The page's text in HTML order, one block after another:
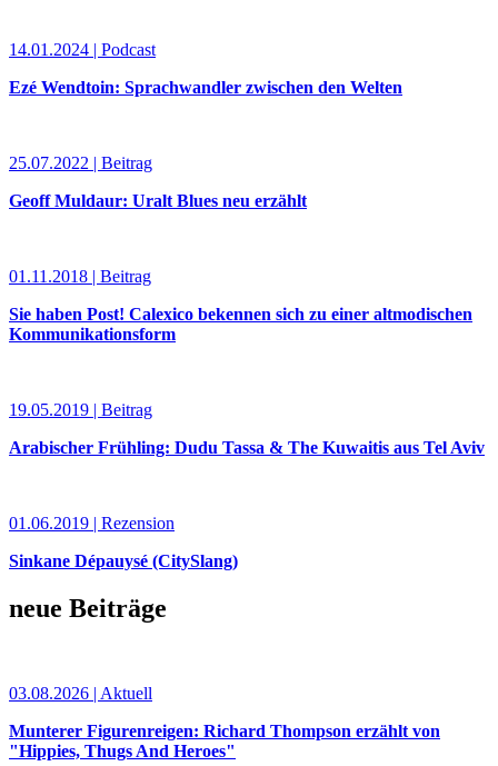
14.01.2024 | Podcast
Ezé Wendtoin: Sprachwandler zwischen den Welten
25.07.2022 | Beitrag
Geoff Muldaur: Uralt Blues neu erzählt
01.11.2018 | Beitrag
Sie haben Post! Calexico bekennen sich zu einer altmodischen
Kommunikationsform
19.05.2019 | Beitrag
Arabischer Frühling: Dudu Tassa & The Kuwaitis aus Tel Aviv
01.06.2019 | Rezension
Sinkane Dépauysé (CitySlang)
neue Beiträge
03.08.2026 | Aktuell
Munterer Figurenreigen: Richard Thompson erzählt von
"Hippies, Thugs And Heroes"